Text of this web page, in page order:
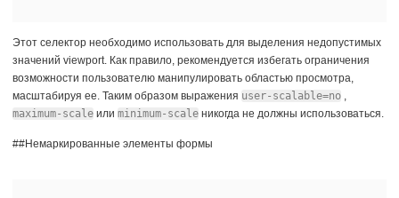
Этот селектор необходимо использовать для выделения недопустимых
значений viewport. Как правило, рекомендуется избегать ограничения
возможности пользователю манипулировать областью просмотра,
масштабируя ее. Таким образом выражения user-scalable=no ,
maximum-scale или minimum-scale никогда не должны использоваться.
##Немаркированные элементы формы